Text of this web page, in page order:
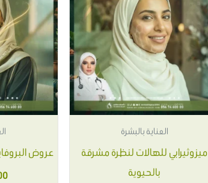
العناية بالبشرة
ميزوثيرابي للهالات لنظرة مشرقة
بالحيوية
عروض